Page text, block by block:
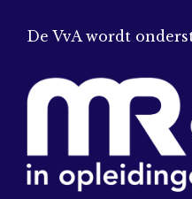
De VvA wordt